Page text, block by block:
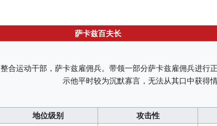
萨卡兹百夫长
整合运动干部，萨卡兹雇佣兵。带领一部分萨卡兹雇佣兵进行
示他平时较为沉默寡言，无法从其口中获得情
地位级别 攻击性